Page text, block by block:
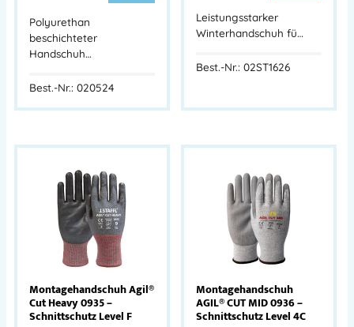
Polyurethan
beschichteter
Handschuh…
Best.-Nr.: 020524
Leistungsstarker
Winterhandschuh fü…
Best.-Nr.: 02ST1626
Montagehandschuh Agil®
Cut Heavy 0935 –
Schnittschutz Level F
Montagehandschuh
AGIL® CUT MID 0936 –
Schnittschutz Level 4C